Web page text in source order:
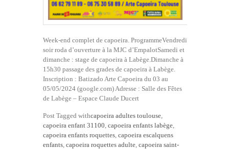
Week-end complet de capoeira. ProgrammeVendredi
soir roda d’ouverture à la MJC d’EmpalotSamedi et
dimanche : stage de capoeira à Labège.Dimanche à
15h30 passage des grades de capoeira à Labège.
Inscription : Batizado Arte Capoeira du 03 au
05/05/2024 (google.com) Adresse : Salle des Fêtes
de Labège – Espace Claude Ducert
Post Tagged withcapoeira adultes toulouse
capoeira enfant 31100 capoeira enfants labège
capoeira enfants roquettes capoeira escalquens
enfants capoeira roquettes adulte capoeira saint-